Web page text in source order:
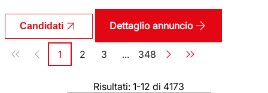
Candidati Dettaglio annuncio
Paginazione
Pagina
1 Pagina
2 Pagina
3 ... Pagina
348
Risultati: 1-12 di 4173